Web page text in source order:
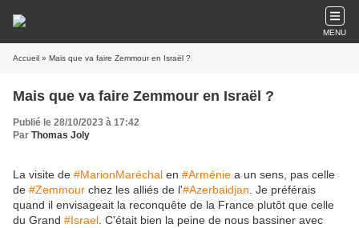
MENU
Accueil » Mais que va faire Zemmour en Israël ?
Mais que va faire Zemmour en Israël ?
Publié le 28/10/2023 à 17:42
Par Thomas Joly
La visite de #MarionMaréchal en #Arménie a un sens, pas celle
de #Zemmour chez les alliés de l'#Azerbaidjan . Je préférais
quand il envisageait la reconquête de la France plutôt que celle
du Grand #Israel . C'était bien la peine de nous bassiner avec